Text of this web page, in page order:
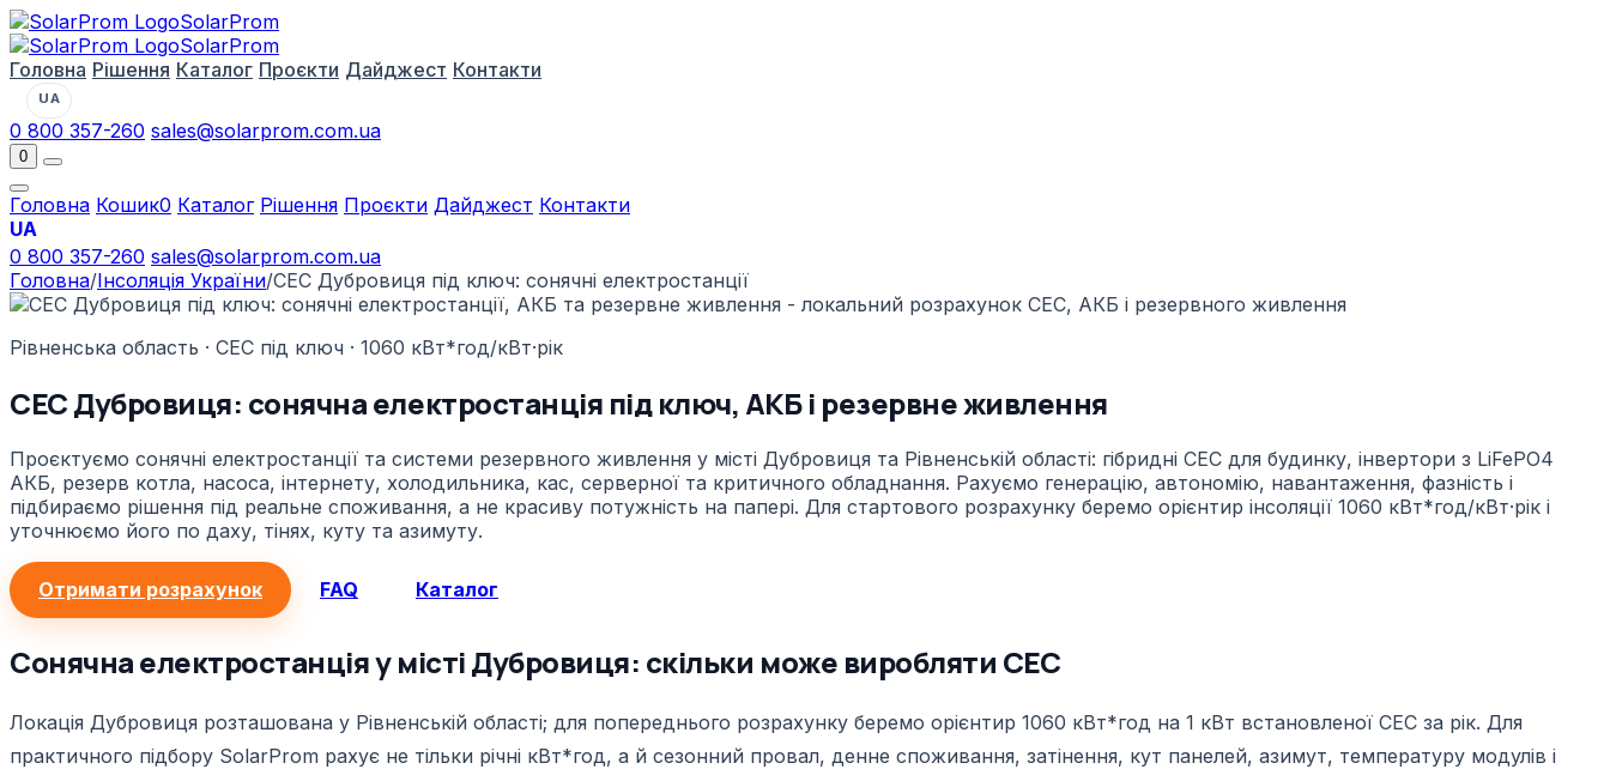
SolarProm
SolarProm
Головна Рішення Каталог Проєкти Дайджест Контакти
UA
0 800 357-260 sales@solarprom.com.ua
0
Головна Кошик0 Каталог Рішення Проєкти Дайджест Контакти
UA
0 800 357-260 sales@solarprom.com.ua
Головна/Інсоляція України/СЕС Дубровиця під ключ: сонячні електростанції
Рівненська область · СЕС під ключ · 1060 кВт*год/кВт·рік
СЕС Дубровиця: сонячна електростанція під ключ, АКБ і резервне живлення
Проєктуємо сонячні електростанції та системи резервного живлення у місті Дубровиця та Рівненській області: гібридні СЕС для будинку, інвертори з LiFePO4
АКБ, резерв котла, насоса, інтернету, холодильника, кас, серверної та критичного обладнання. Рахуємо генерацію, автономію, навантаження, фазність і
підбираємо рішення під реальне споживання, а не красиву потужність на папері. Для стартового розрахунку беремо орієнтир інсоляції 1060 кВт*год/кВт·рік і
уточнюємо його по даху, тінях, куту та азимуту.
Отримати розрахунок FAQ Каталог
Сонячна електростанція у місті Дубровиця: скільки може виробляти СЕС
Локація Дубровиця розташована у Рівненській області; для попереднього розрахунку беремо орієнтир 1060 кВт*год на 1 кВт встановленої СЕС за рік. Для
практичного підбору SolarProm рахує не тільки річні кВт*год, а й сезонний провал, денне споживання, затінення, кут панелей, азимут, температуру модулів і